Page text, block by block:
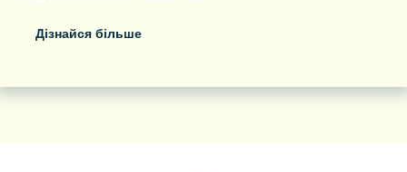
Дізнайся більше